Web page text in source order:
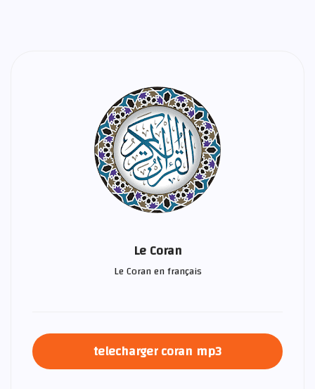
Le Coran
Le Coran en français
telecharger coran mp3